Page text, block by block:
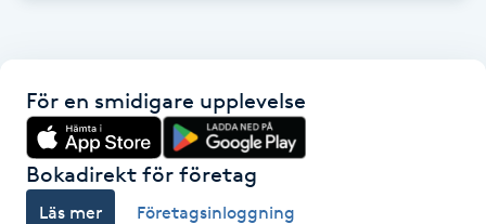
Friskvård
Friskvårdsmassage
För en smidigare upplevelse
Bokadirekt för företag
Läs mer Företagsinloggning